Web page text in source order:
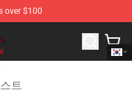
over $100
Kimetsu no Yaiba
트